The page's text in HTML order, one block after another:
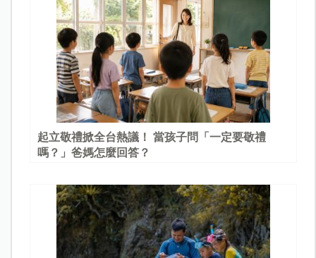
起立敬禮掀全台熱議！ 當孩子問「一定要敬禮
嗎？」爸媽怎麼回答？